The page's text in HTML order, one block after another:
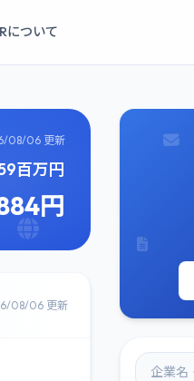
について
08/06 更新
百万円
円
08/06 更新